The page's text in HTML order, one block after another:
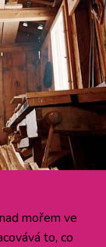
mořem ve
to, co